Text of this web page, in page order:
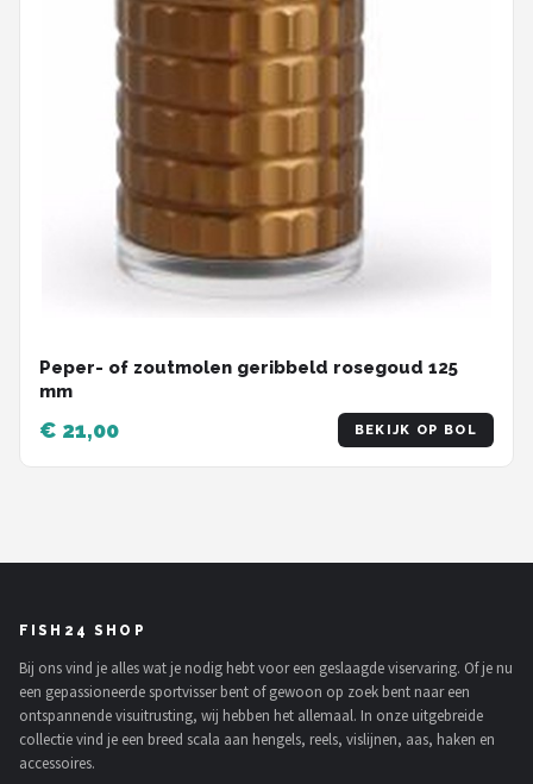
Peper- of zoutmolen geribbeld rosegoud 125
mm
€ 21,00 BEKIJK OP BOL
FISH24 SHOP
Bij ons vind je alles wat je nodig hebt voor een geslaagde viservaring. Of je nu
een gepassioneerde sportvisser bent of gewoon op zoek bent naar een
ontspannende visuitrusting, wij hebben het allemaal. In onze uitgebreide
collectie vind je een breed scala aan hengels, reels, vislijnen, aas, haken en
accessoires.